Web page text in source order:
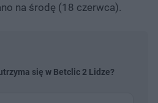
na środę (18 czerwca).
się w Betclic 2 Lidze?